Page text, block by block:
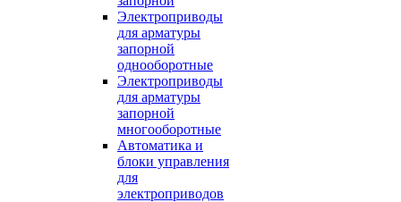
Электроприводы
для арматуры
запорной
однооборотные
Электроприводы
для арматуры
запорной
многооборотные
Автоматика и
блоки управления
для
электроприводов